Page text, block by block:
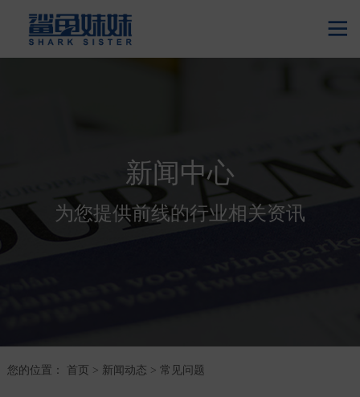

新闻中心
为您提供前线的行业相关资讯
您的位置： 首页 > 新闻动态 > 常见问题